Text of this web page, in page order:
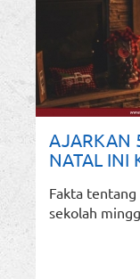
AJARKAN
NATAL INI
Fakta
sekolah